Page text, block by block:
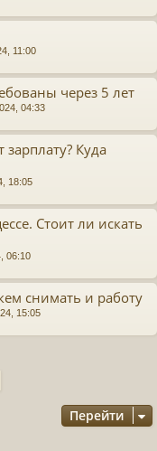
11:00
через 5 лет
04:33
Куда
18:05
Стоит ли искать
06:10
снимать и работу
15:05
Перейти